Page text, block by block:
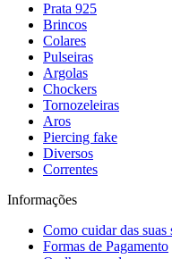
Prata 925
Brincos
Colares
Pulseiras
Argolas
Chockers
Tornozeleiras
Aros
Piercing fake
Diversos
Correntes
Informações
Como cuidar das
Formas de Pagamento